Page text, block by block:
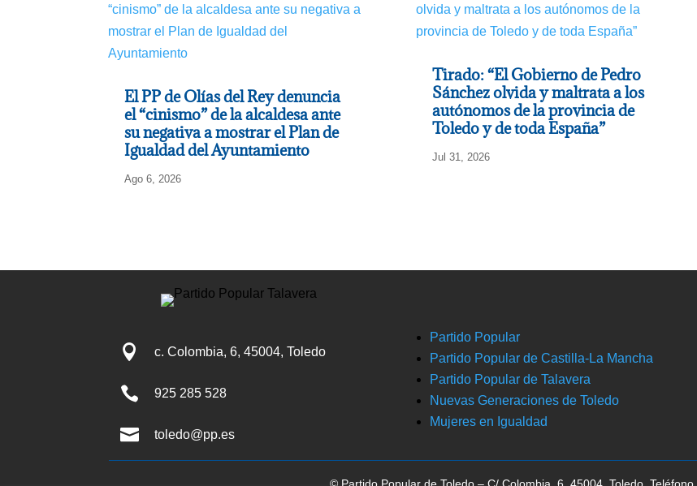
El PP de Olías del Rey denuncia
el “cinismo” de la alcaldesa ante
su negativa a mostrar el Plan de
Igualdad del Ayuntamiento
Ago 6, 2026
Tirado: “El Gobierno de Pedro
Sánchez olvida y maltrata a los
autónomos de la provincia de
Toledo y de toda España”
Jul 31, 2026
 c. Colombia, 6, 45004, Toledo
 925 285 528
 toledo@pp.es
Partido Popular
Partido Popular de Castilla-La Mancha
Partido Popular de Talavera
Nuevas Generaciones de Toledo
Mujeres en Igualdad